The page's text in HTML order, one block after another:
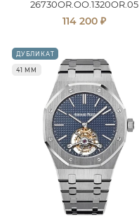
26730OR.OO.1320OR.05
114 200 ₽
ДУБЛИКАТ
41 ММ